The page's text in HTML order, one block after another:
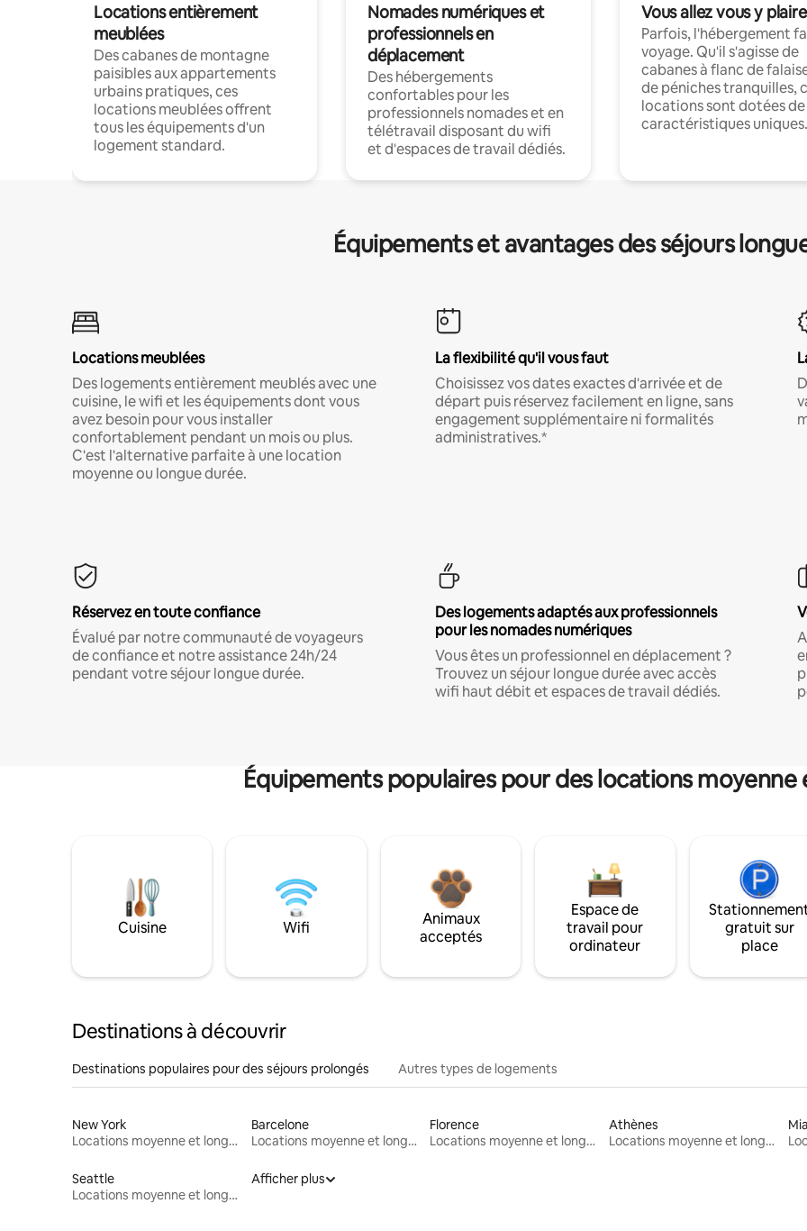
Locations entièrement
meublées
Des cabanes de montagne
paisibles aux appartements
urbains pratiques, ces
locations meublées offrent
tous les équipements d'un
logement standard.
Nomades numériques et
professionnels en
déplacement
Des hébergements
confortables pour les
professionnels nomades et en
télétravail disposant du wifi
et d'espaces de travail dédiés.
Vous allez vous y plaire
Parfois, l'hébergement
voyage. Qu'il s'agisse de
cabanes à flanc de
de péniches tranquilles,
locations sont dotées de
caractéristiques uniques.
Équipements et avantages des séjours
Locations meublées
Des logements entièrement meublés avec une
cuisine, le wifi et les équipements dont vous
avez besoin pour vous installer
confortablement pendant un mois ou plus.
C'est l'alternative parfaite à une location
moyenne ou longue durée.
La flexibilité qu'il vous faut
Choisissez vos dates exactes d'arrivée et de
départ puis réservez facilement en ligne, sans
engagement supplémentaire ni formalités
administratives.*
Réservez en toute confiance
Évalué par notre communauté de voyageurs
de confiance et notre assistance 24h/24
pendant votre séjour longue durée.
Des logements adaptés aux professionnels
pour les nomades numériques
Vous êtes un professionnel en déplacement ?
Trouvez un séjour longue durée avec accès
wifi haut débit et espaces de travail dédiés.
Équipements populaires pour des locations
Cuisine Wifi
Animaux
acceptés
Espace de
travail pour
ordinateur
gratuit sur
place
Destinations à découvrir
Destinations populaires pour des séjours prolongés Autres types de logements
New York
Locations moyenne et longue durée
Barcelone
Locations moyenne et longue durée
Florence
Locations moyenne et longue durée
Athènes
Locations moyenne et longue durée
Seattle
Locations moyenne et longue durée
Afficher plus